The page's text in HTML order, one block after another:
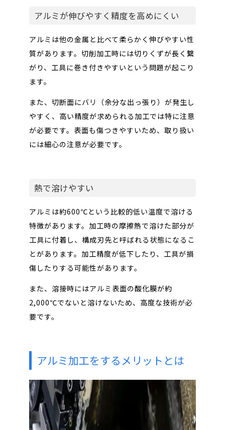
アルミが伸びやすく精度を高めにくい
アルミは他の金属と比べて柔らかく伸びやすい性
質があります。切削加工時には切りくずが長く繋
がり、工具に巻き付きやすいという問題が起こり
ます。
また、切断面にバリ（余分な出っ張り）が発生し
やすく、高い精度が求められる加工では特に注意
が必要です。表面も傷つきやすいため、取り扱い
には細心の注意が必要です。
熱で溶けやすい
アルミは約600℃という比較的低い温度で溶ける
特徴があります。加工時の摩擦熱で溶けた部分が
工具に付着し、構成刃先と呼ばれる状態になるこ
とがあります。加工精度が低下したり、工具が損
傷したりする可能性があります。
また、溶接時にはアルミ表面の酸化膜が約
2,000℃でないと溶けないため、高度な技術が必
要です。
アルミ加工をするメリットとは